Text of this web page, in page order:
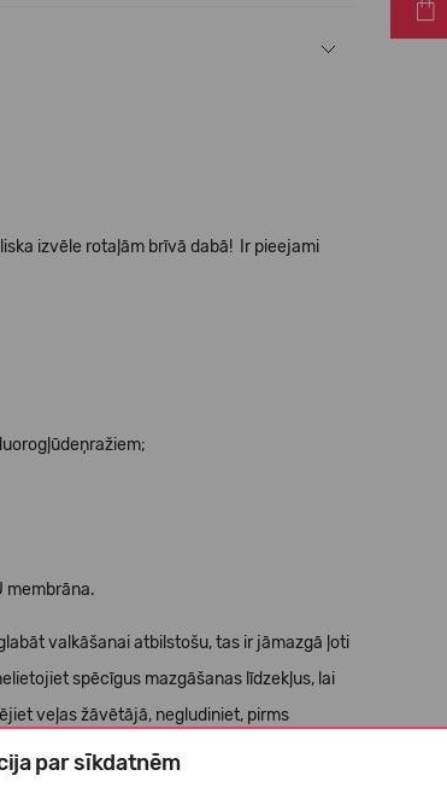
par sīkdatnēm
izvēle rotaļām brīvā dabā! Ir pieejami
membrāna.
valkāšanai atbilstošu, tas ir jāmazgā ļoti
spēcīgus mazgāšanas līdzekļus, lai
veļas žāvētājā, negludiniet, pirms